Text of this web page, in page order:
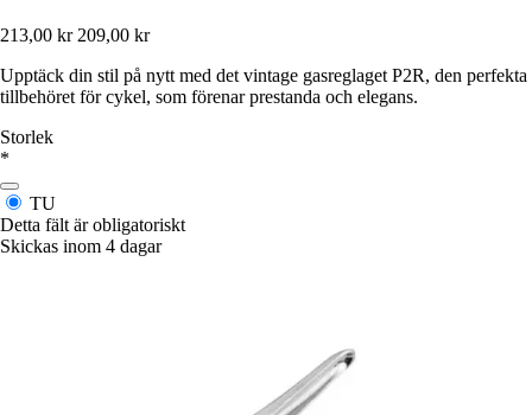
213,00 kr 209,00 kr
Upptäck din stil på nytt med det vintage gasreglaget P2R, den perfekta
tillbehöret för cykel, som förenar prestanda och elegans.
Storlek
*
TU
Detta fält är obligatoriskt
Skickas inom 4 dagar